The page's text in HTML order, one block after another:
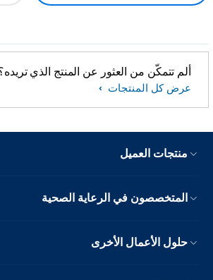
ألم تتمكّن من العثور عن المنتج الذي تريده؟
عرض كل المنتجات
منتجات العميل
المتخصصون في الرعاية الصحية
حلول الأعمال الأخرى